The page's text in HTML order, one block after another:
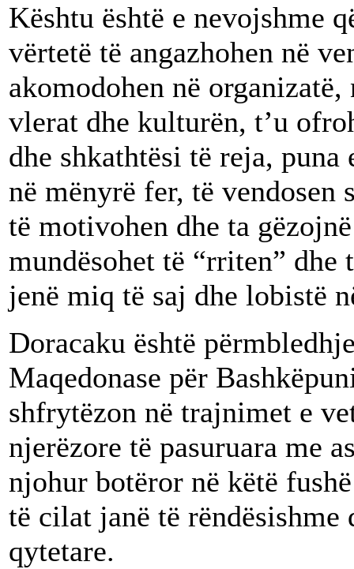
Kështu është e nevojshme
vërtetë të angazhohen në
akomodohen në
vlerat dhe kulturën, t’u
dhe shkathtësi të reja,
në mënyrë fer, të vendosen
të motivohen dhe ta
mundësohet të “rriten” dhe
jenë miq të saj dhe lobistë
Doracaku është
Maqedonase për
shfrytëzon në trajnimet e
njerëzore të pasuruara me
njohur botëror në këtë
të cilat janë të
qytetare.